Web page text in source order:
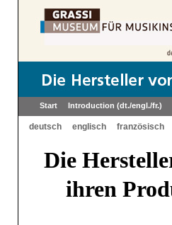
Start Introduction (dt./engl./fr.)
deutsch englisch französisch
Die
ihren